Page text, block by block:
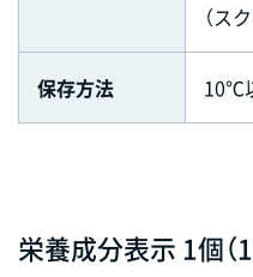
（ス
保存方法 10℃
栄養成分表示 1個（